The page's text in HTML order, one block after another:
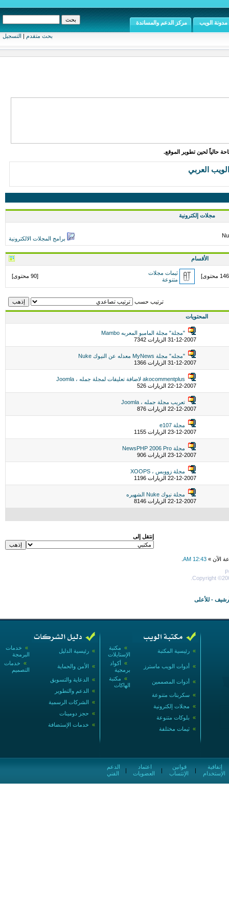
بحث متقدم | التسجيل
مدونة الويب مركز الدعم والمساندة
حالياً لحين تطوير الموقع.
العربي
مجلات إلكترونية
برامج المجلات الالكترونية
الأقسام
ثيمات مجلات
متنوعة
[90 محتوى]
ترتيب حسب
المحتويات
"مجلة" مجلة المامبو المعربه Mambo
31-12-2007 الزيارات 7342
"مجله" مجلة MyNews معدله عن النيوك Nuke
31-12-2007 الزيارات 1366
akocommentplus لاضافة تعليقات لمجلة جمله ، Joomla
22-12-2007 الزيارات 526
تعريب مجلة جمله ، Joomla
22-12-2007 الزيارات 876
مجلة e107
23-12-2007 الزيارات 1155
مجلة NewsPHP 2006 Pro
23-12-2007 الزيارات 906
مجلة زووبس ، XOOPS
22-12-2007 الزيارات 1196
مجلة نيوك Nuke الشهيره
22-12-2007 الزيارات 8146
إنتقل إلى
الآن » 12:43 AM
Copyright
- للأعلى
» خدمات
البرمجة
» رئيسية الدليل
» خدمات
التصميم
» الأمن والحماية
» الدعاية والتسويق
» الدعم والتطوير
» الشركات الرسمية
» حجز دومينات
» خدمات الإستضافة
» مكتبة
الإستايلات
» رئيسية المكتبة
» أكواد
برمجية
» أدوات الويب ماسترز
» مكتبة
الهاكات
» أدوات المصممين
» سكربتات متنوعة
» مجلات إلكترونية
» بلوكات متنوعة
» ثيمات مختلفة
الفني
|
العضويات
|
الإنتساب
|
الإستخدام